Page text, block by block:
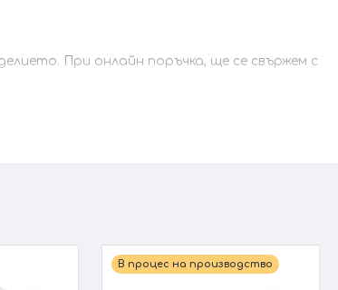
При онлайн поръчка, ще се свържем с
В процес на производство